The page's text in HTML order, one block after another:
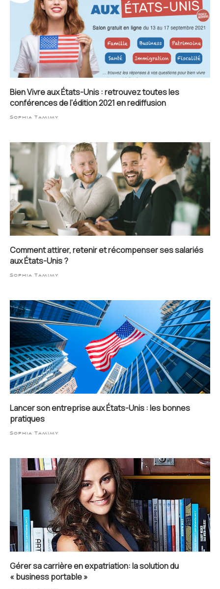
Bien Vivre aux États-Unis : retrouvez toutes les
conférences de l’édition 2021 en rediffusion
Sophia Tamimy
Comment attirer, retenir et récompenser ses salariés
aux États-Unis ?
Sophia Tamimy
Lancer son entreprise aux États-Unis : les bonnes
pratiques
Sophia Tamimy
Gérer sa carrière en expatriation: la solution du
« business portable »